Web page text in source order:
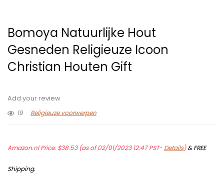
Bomoya Natuurlijke Hout
Gesneden Religieuze Icoon
Christian Houten Gift
Add your review
19
Religieuze voorwerpen
Amazon.nl Price:$38.53(as of 02/01/2023 12:47 PST- Details)&FREE
Shipping.